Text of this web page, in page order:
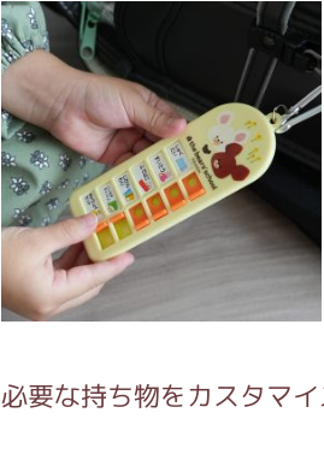
必要な持ち物をカスタマ